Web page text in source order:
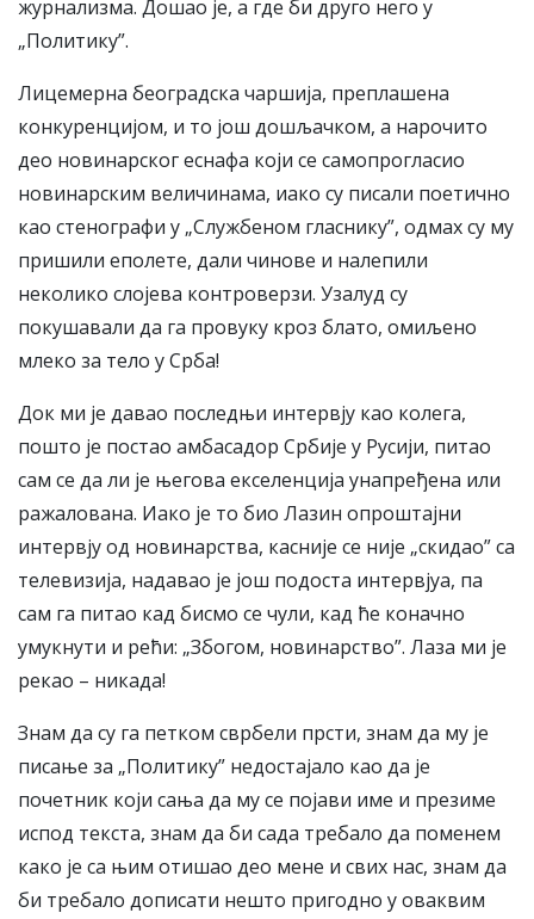
журнализма. Дошао је, а где би друго него у
„Политику”.
Лицемерна београдска чаршија, преплашена
конкуренцијом, и то још дошљачком, а нарочито
део новинарског еснафа који се самопрогласио
новинарским величинама, иако су писали поетично
као стенографи у „Службеном гласнику”, одмах су му
пришили еполете, дали чинове и налепили
неколико слојева контроверзи. Узалуд су
покушавали да га провуку кроз блато, омиљено
млеко за тело у Срба!
Док ми је давао последњи интервју као колега,
пошто је постао амбасадор Србије у Русији, питао
сам се да ли је његова екселенција унапређена или
ражалована. Иако је то био Лазин опроштајни
интервју од новинарства, касније се није „скидао” са
телевизија, надавао је још подоста интервјуа, па
сам га питао кад бисмо се чули, кад ће коначно
умукнути и рећи: „Збогом, новинарство”. Лаза ми је
рекао – никада!
Знам да су га петком сврбели прсти, знам да му је
писање за „Политику” недостајало као да је
почетник који сања да му се појави име и презиме
испод текста, знам да би сада требало да поменем
како је са њим отишао део мене и свих нас, знам да
би требало дописати нешто пригодно у оваквим